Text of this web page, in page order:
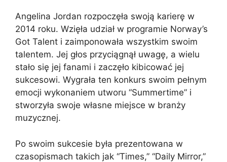
Angelina Jordan rozpoczęła swoją karierę w
2014 roku. Wzięła udział w programie Norway’s
Got Talent i zaimponowała wszystkim swoim
talentem. Jej głos przyciągnął uwagę, a wielu
stało się jej fanami i zaczęło kibicować jej
sukcesowi. Wygrała ten konkurs swoim pełnym
emocji wykonaniem utworu “Summertime” i
stworzyła swoje własne miejsce w branży
muzycznej.
Po swoim sukcesie była prezentowana w
czasopismach takich jak “Times,” “Daily Mirror,”